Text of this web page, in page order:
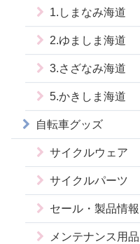
1.しまなみ海道
2.ゆましま海道
3.さざなみ海道
5.かきしま海道
自転車グッズ
サイクルウェア
サイクルパーツ
セール・製品情報
メンテナンス用品